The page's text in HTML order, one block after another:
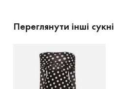
Переглянути інші сукні